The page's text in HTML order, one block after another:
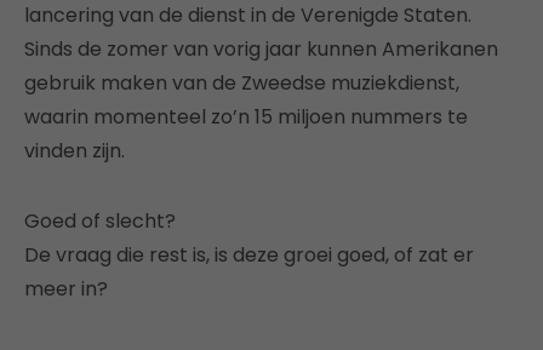
lancering van de dienst in de Verenigde Staten.
Sinds de zomer van vorig jaar kunnen Amerikanen
gebruik maken van de Zweedse muziekdienst,
waarin momenteel zo’n 15 miljoen nummers te
vinden zijn.
Goed of slecht?
De vraag die rest is, is deze groei goed, of zat er
meer in?